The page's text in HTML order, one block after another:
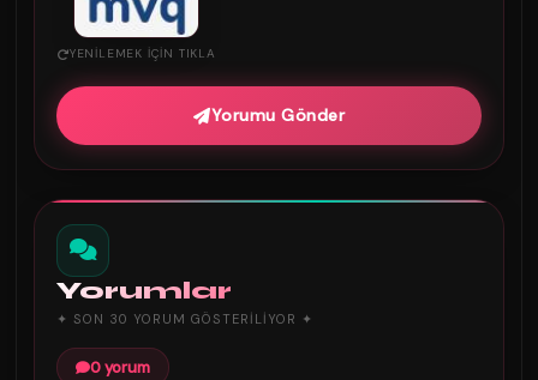
YENILEMEK IÇIN TIKLA
Yorumu Gönder
Yorumlar
✦ SON 30 YORUM GÖSTERILIYOR ✦
0 yorum